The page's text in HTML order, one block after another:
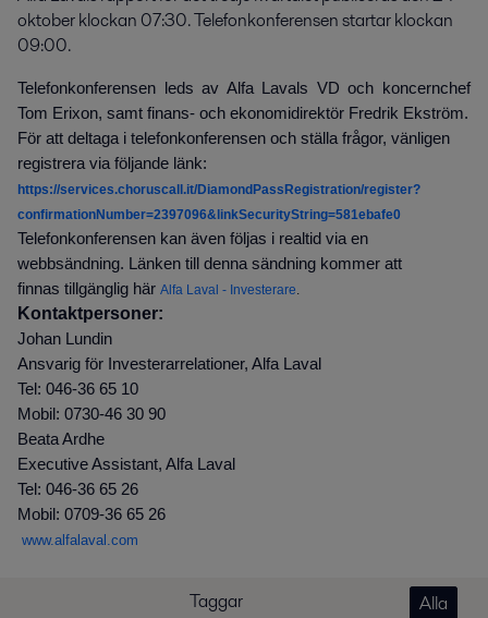
oktober klockan 07:30. Telefonkonferensen startar klockan
09:00.
Telefonkonferensen leds av Alfa Lavals VD och koncernchef
Tom Erixon, samt finans- och ekonomidirektör Fredrik Ekström.
För att deltaga i telefonkonferensen och ställa frågor, vänligen
registrera via följande länk:
https://services.choruscall.it/DiamondPassRegistration/register?
confirmationNumber=2397096&linkSecurityString=581ebafe0
Telefonkonferensen kan även följas i realtid via en
webbsändning. Länken till denna sändning kommer att
finnas tillgänglig här Alfa Laval - Investerare.
Kontaktpersoner:
Johan Lundin
Ansvarig för Investerarrelationer, Alfa Laval
Tel: 046-36 65 10
Mobil: 0730-46 30 90
Beata Ardhe
Executive Assistant, Alfa Laval
Tel: 046-36 65 26
Mobil: 0709-36 65 26
www.alfalaval.com
Taggar Alla